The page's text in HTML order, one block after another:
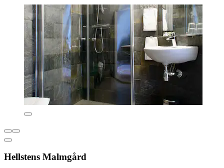
Hellstens Malmgård